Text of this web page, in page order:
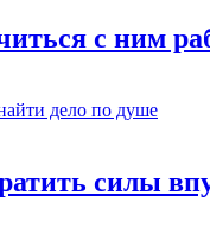
с ним
силы